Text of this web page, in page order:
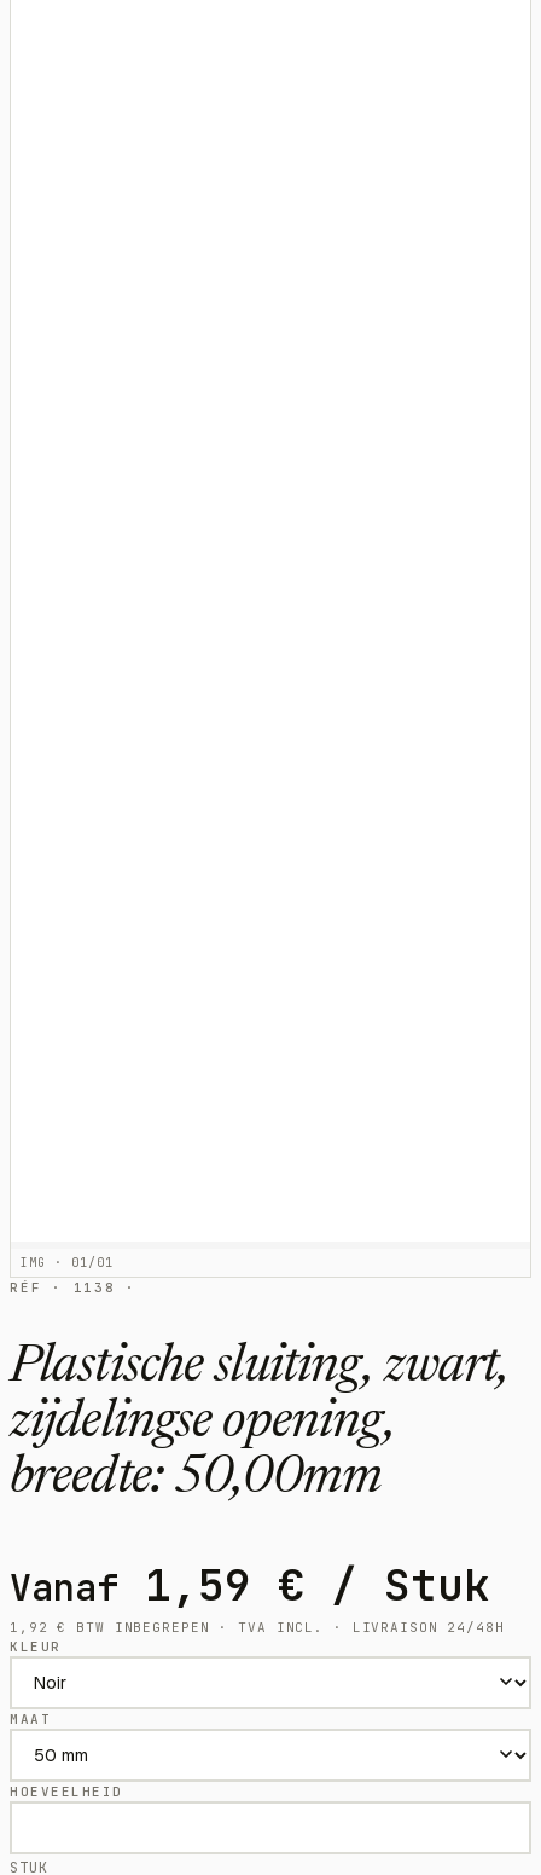
IMG · 01/01
RÉF · 1138 ·
Plastische sluiting, zwart,
zijdelingse opening,
breedte: 50,00mm
Vanaf 1,59 € / Stuk
1,92€
BTW INBEGREPEN · TVA INCL. · LIVRAISON 24/48H
KLEUR
MAAT
HOEVEELHEID
STUK